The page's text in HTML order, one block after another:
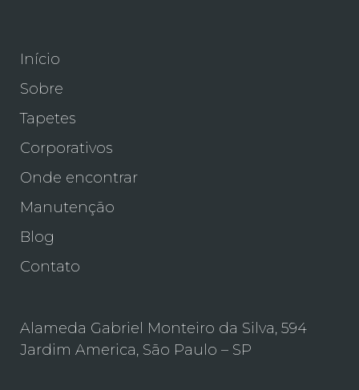
Início
Sobre
Tapetes
Corporativos
Onde encontrar
Manutenção
Blog
Contato
Alameda Gabriel Monteiro da Silva, 594
Jardim America, São Paulo – SP